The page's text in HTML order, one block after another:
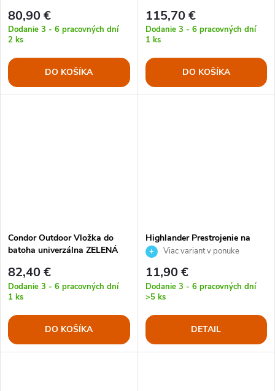
80,90 €
Dodanie 3 - 6 pracovných dní
2 ks
DO KOŠÍKA
115,70 €
Dodanie 3 - 6 pracovných dní
1 ks
DO KOŠÍKA
Condor Outdoor Vložka do
batoha univerzálna ZELENÁ
82,40 €
Dodanie 3 - 6 pracovných dní
1 ks
DO KOŠÍKA
Highlander Prestrojenie na
batoh 20 - 30L
Viac variant v ponuke
11,90 €
Dodanie 3 - 6 pracovných dní
>5 ks
DETAIL